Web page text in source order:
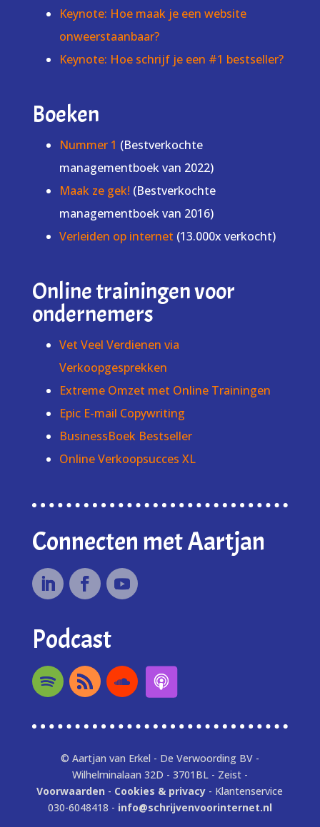
Keynote: Hoe maak je een website
onweerstaanbaar?
Keynote: Hoe schrijf je een #1 bestseller?
Boeken
Nummer 1 (Bestverkochte
managementboek van 2022)
Maak ze gek! (Bestverkochte
managementboek van 2016)
Verleiden op internet (13.000x verkocht)
Online trainingen voor
ondernemers
Vet Veel Verdienen via
Verkoopgesprekken
Extreme Omzet met Online Trainingen
Epic E-mail Copywriting
BusinessBoek Bestseller
Online Verkoopsucces XL
Connecten met Aartjan
Podcast
© Aartjan van Erkel - De Verwoording BV -
Wilhelminalaan 32D - 3701BL - Zeist -
Voorwaarden - Cookies & privacy - Klantenservice
030-6048418 - info@schrijvenvoorinternet.nl